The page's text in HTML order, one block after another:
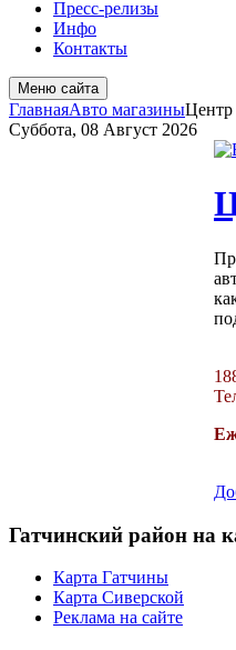
Пресс-релизы
Инфо
Контакты
Меню сайта
ГлавнаяАвто магазиныЦентр
Суббота, 08 Август 2026
Гатчинский район на
Карта Гатчины
Карта Сиверской
Реклама на сайте